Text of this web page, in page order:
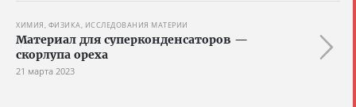
ХИМИЯ, ФИЗИКА, ИССЛЕДОВАНИЯ МАТЕРИИ
Материал для суперконденсаторов —
скорлупа ореха
21 марта 2023